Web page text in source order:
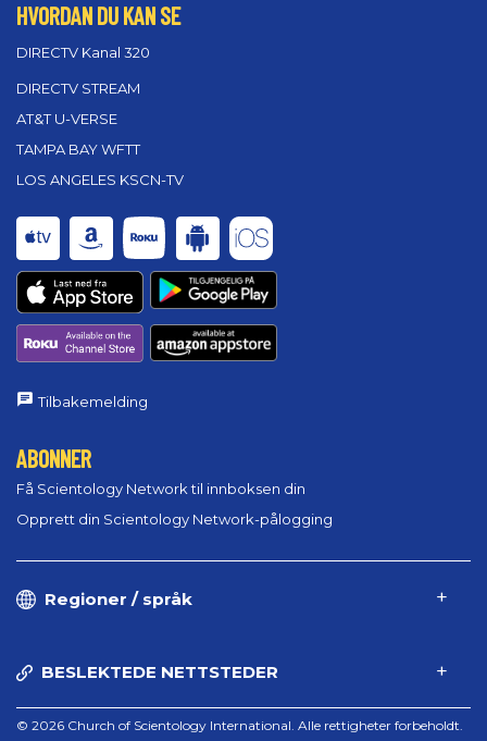
HVORDAN DU KAN SE
DIRECTV Kanal 320
DIRECTV STREAM
AT&T U-VERSE
TAMPA BAY WFTT
LOS ANGELES KSCN-TV
Tilbakemelding
ABONNER
Få Scientology Network til innboksen din
Opprett din Scientology Network-pålogging
Regioner / språk
BESLEKTEDE NETTSTEDER
© 2026 Church of Scientology International. Alle rettigheter forbeholdt.